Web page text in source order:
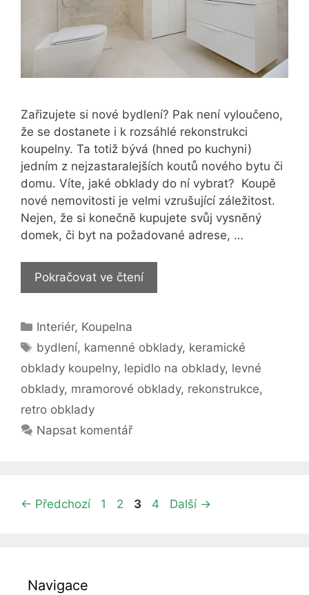
Zařizujete si nové bydlení? Pak není vyloučeno,
že se dostanete i k rozsáhlé rekonstrukci
koupelny. Ta totiž bývá (hned po kuchyni)
jedním z nejzastaralejších koutů nového bytu či
domu. Víte, jaké obklady do ní vybrat? Koupě
nové nemovitosti je velmi vzrušující záležitost.
Nejen, že si konečně kupujete svůj vysněný
domek, či byt na požadované adrese, …
Pokračovat ve čteníVybírejte
obklady
podle
praktičnosti
Rubriky
Interiér, Koupelna
Štítky
bydlení, kamenné obklady, keramické
obklady koupelny, lepidlo na obklady, levné
obklady, mramorové obklady, rekonstrukce,
retro obklady
Napsat komentář
← Předchozí Stránka
1 Stránka
2 Stránka
3 Stránka
4 Další →
Navigace